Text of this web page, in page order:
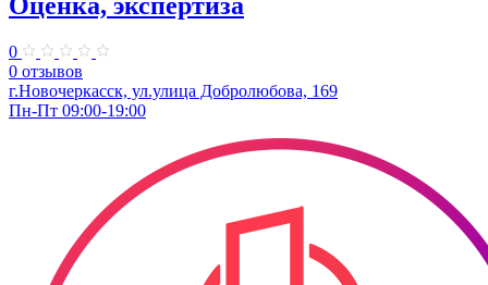
0
0 отзывов
г.Новочеркасск, ул.улица Добролюбова, 169
Пн-Пт 09:00-19:00